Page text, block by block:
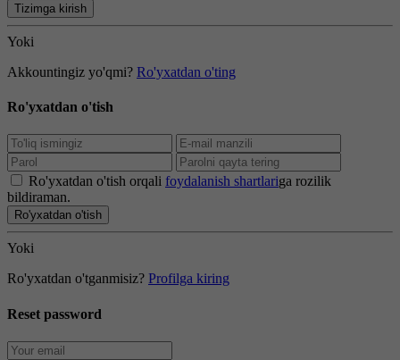
Tizimga kirish
Yoki
Akkountingiz yo'qmi? Ro'yxatdan o'ting
Ro'yxatdan o'tish
Ro'yxatdan o'tish orqali foydalanish shartlariga rozilik
bildiraman.
Ro'yxatdan o'tish
Yoki
Ro'yxatdan o'tganmisiz? Profilga kiring
Reset password